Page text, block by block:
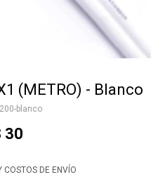
(METRO) - Blanco
blanco
30
COSTOS DE ENVÍO